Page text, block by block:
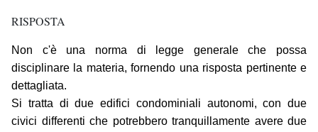
RISPOSTA
Non c'è una norma di legge generale che possa
disciplinare la materia, fornendo una risposta pertinente e
dettagliata.
Si tratta di due edifici condominiali autonomi, con due
civici differenti che potrebbero tranquillamente avere due